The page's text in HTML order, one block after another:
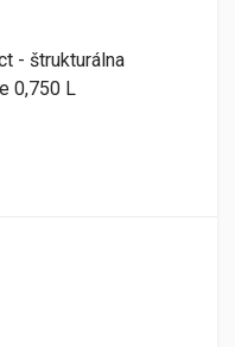
- štrukturálna
0,750 L